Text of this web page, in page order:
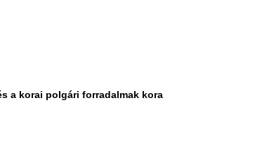
a korai polgári forradalmak kora